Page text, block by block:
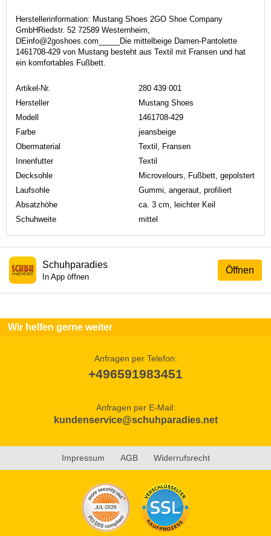
Herstellerinformation: Mustang Shoes 2GO Shoe Company
GmbHRiedstr. 52 72589 Westernheim,
DEinfo@2goshoes.com_____Die mittelbeige Damen-Pantolette
1461708-429 von Mustang besteht aus Textil mit Fransen und hat
ein komfortables Fußbett.
Artikel-Nr.
280 439 001
Hersteller
Mustang Shoes
Modell
1461708-429
Farbe
jeansbeige
Obermaterial
Textil, Fransen
Innenfutter
Textil
Decksohle
Microvelours, Fußbett, gepolstert
Laufsohle
Gummi, angeraut, profiliert
Absatzhöhe
ca. 3 cm, leichter Keil
Schuhweite
mittel
Öffnen
Schuhparadies
In App öffnen
Wir helfen gerne weiter
Anfragen per Telefon:
+496591983451
Anfragen per E-Mail:
kundenservice@schuhparadies.net
Impressum AGB Widerrufsrecht